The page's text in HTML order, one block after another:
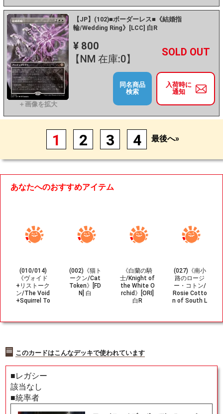
【JP】(102)■ボーダーレス■《結婚指
輪/Wedding Ring》[LCC] 白R
¥ 800
【NM 在庫:0】
－ +
入荷時に
通知
同名商品
検索
1 2 3 4 最後へ»
あなたへのおすすめアイテム
(010/014)
《ヴォイド
+リストーク
ン/The Void
+Squirrel To
(002)《猫ト
ークン/Cat
Token》[FD
N] 白
《白蘭の騎
士/Knight of
the White O
rchid》[ORI]
白R
(027)《南小
路のロージ
ー・コトン/
Rosie Cotto
n of South L
このカードはこんなデッキで使われています
■レガシー
該当なし
■統率者